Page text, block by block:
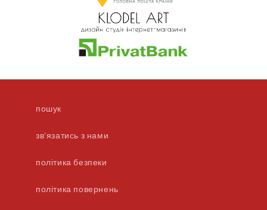
пошук
зв'язатись з нами
політика безпеки
політика повернень